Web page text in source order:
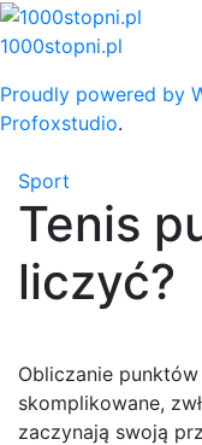
Skip
to
1000stopni.pl
Proudly powered by
Profoxstudio.
Sport
Tenis
liczyć?
Obliczanie
skomplikowane,
zaczynają swoją